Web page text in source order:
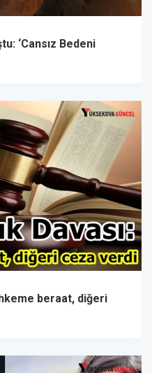
‘Cansız Bedeni
beraat, diğeri